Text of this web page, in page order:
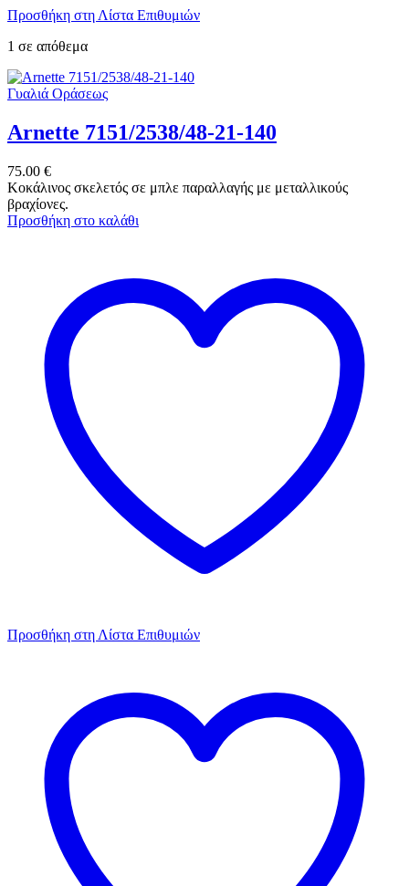
Προσθήκη στη Λίστα Επιθυμιών
1 σε απόθεμα
Γυαλιά Οράσεως
Arnette 7151/2538/48-21-140
75.00 €
Κοκάλινος σκελετός σε μπλε παραλλαγής με μεταλλικούς
βραχίονες.
Προσθήκη στο καλάθι
Προσθήκη στη Λίστα Επιθυμιών